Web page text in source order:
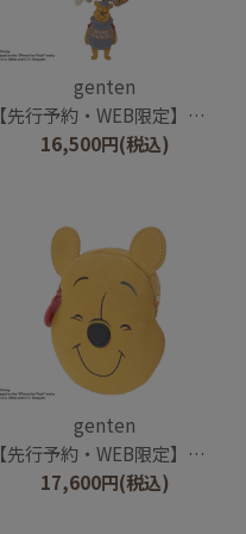
genten
【先行予約・WEB限定】ワクワクチャーム/ディズニーキャラクター/くまのプーさん ハニーポット
16,500円(税込)
genten
【先行予約・WEB限定】フェイスポーチ/ディズニーキャラクター/くまのプーさん
17,600円(税込)